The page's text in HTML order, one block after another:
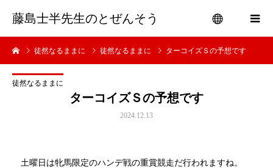
藤島士半先生のとぜんそう
menu
徒然なるままに 徒然なるままに ターコイズＳの予想です
徒然なるままに
ターコイズＳの予想です
2024.12.13
土曜日は牝馬限定のハンデ戦の重賞競走だ行われますね。